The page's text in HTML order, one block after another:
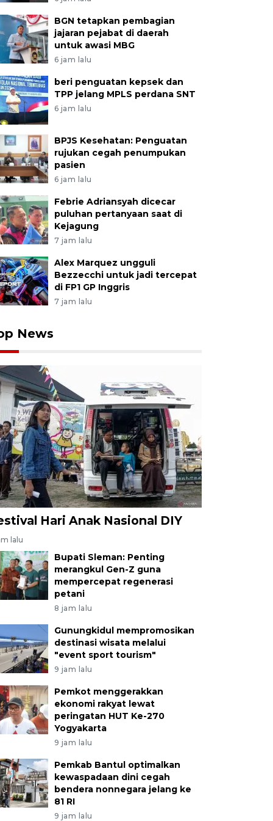
BGN tetapkan pembagian
jajaran pejabat di daerah
untuk awasi MBG
6 jam lalu
beri penguatan kepsek dan
TPP jelang MPLS perdana SNT
6 jam lalu
BPJS Kesehatan: Penguatan
rujukan cegah penumpukan
pasien
6 jam lalu
Febrie Adriansyah dicecar
puluhan pertanyaan saat di
Kejagung
7 jam lalu
Alex Marquez ungguli
Bezzecchi untuk jadi tercepat
di FP1 GP Inggris
7 jam lalu
News
Hari Anak Nasional DIY
lalu
Bupati Sleman: Penting
merangkul Gen-Z guna
mempercepat regenerasi
petani
8 jam lalu
Gunungkidul mempromosikan
destinasi wisata melalui
"event sport tourism"
9 jam lalu
Pemkot menggerakkan
ekonomi rakyat lewat
peringatan HUT Ke-270
Yogyakarta
9 jam lalu
Pemkab Bantul optimalkan
kewaspadaan dini cegah
bendera nonnegara jelang ke
81 RI
9 jam lalu